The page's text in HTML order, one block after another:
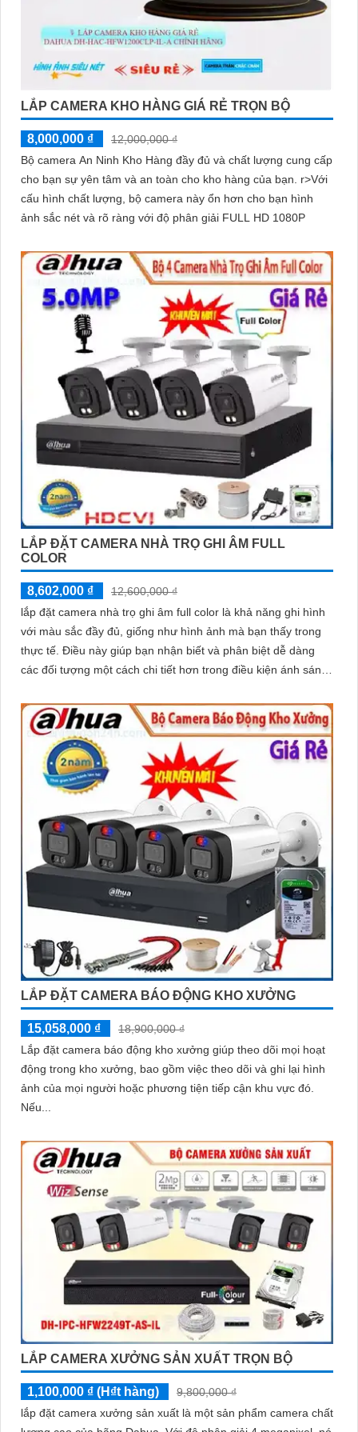
LẮP CAMERA KHO HÀNG GIÁ RẺ TRỌN BỘ
8,000,000 ₫
12,000,000 ₫
Bộ camera An Ninh Kho Hàng đầy đủ và chất lượng cung cấp
cho bạn sự yên tâm và an toàn cho kho hàng của bạn. r>Với
cấu hình chất lượng, bộ camera này ổn hơn cho bạn hình
ảnh sắc nét và rõ ràng với độ phân giải FULL HD 1080P
LẮP ĐẶT CAMERA NHÀ TRỌ GHI ÂM FULL
COLOR
8,602,000 ₫
12,600,000 ₫
lắp đặt camera nhà trọ ghi âm full color là khả năng ghi hình
với màu sắc đầy đủ, giống như hình ảnh mà bạn thấy trong
thực tế. Điều này giúp bạn nhận biết và phân biệt dễ dàng
các đối tượng một cách chi tiết hơn trong điều kiện ánh sáng
LẮP ĐẶT CAMERA BÁO ĐỘNG KHO XƯỞNG
15,058,000 ₫
18,900,000 ₫
Lắp đặt camera báo động kho xưởng giúp theo dõi mọi hoạt
động trong kho xưởng, bao gồm việc theo dõi và ghi lại hình
ảnh của mọi người hoặc phương tiện tiếp cận khu vực đó.
Nếu...
LẮP CAMERA XƯỞNG SẢN XUẤT TRỌN BỘ
1,100,000 ₫ (H₫t hàng)
9,800,000 ₫
lắp đặt camera xưởng sản xuất là một sản phẩm camera chất